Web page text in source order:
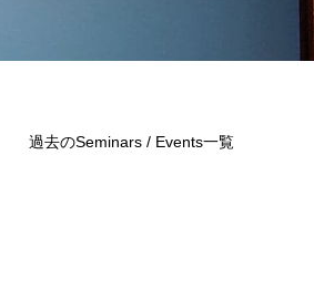
過去のSeminars / Events一覧